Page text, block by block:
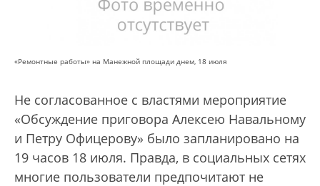
«Ремонтные работы» на Манежной площади днем, 18 июля
Не согласованное с властями мероприятие
«Обсуждение приговора Алексею Навальному
и Петру Офицерову» было запланировано на
19 часов 18 июля. Правда, в социальных сетях
многие пользователи предпочитают не